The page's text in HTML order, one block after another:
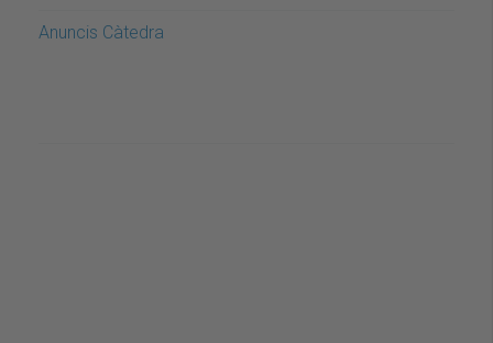
Anuncis Càtedra